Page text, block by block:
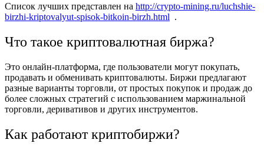
Список лучших представлен на http://crypto-mining.ru/luchshie-
birzhi-kriptovalyut-spisok-bitkoin-birzh.html .
Что такое криптовалютная биржа?
Это онлайн-платформа, где пользователи могут покупать,
продавать и обменивать криптовалюты. Биржи предлагают
разные варианты торговли, от простых покупок и продаж до
более сложных стратегий с использованием маржинальной
торговли, деривативов и других инструментов.
Как работают криптобиржи?